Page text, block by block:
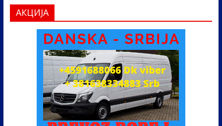
АКЦИЈА